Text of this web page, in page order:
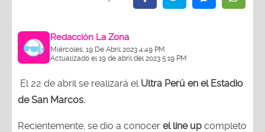
Redacción La Zona
Miércoles, 19 De Abril 2023 4:49 PM
Actualizado el 19 de abril del 2023 5:19 PM
El 22 de abril se realizará el Ultra Perú en el Estadio
de San Marcos.
Recientemente, se dio a conocer el line up completo